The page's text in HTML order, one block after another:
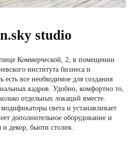
studio
Коммерческой, 2, в помещении
института бизнеса и
все необходимое для создания
кадров. Удобно, комфортно то,
отдельных локаций вместе.
света и устанавливает
дополнительное оборудование и
декор, бьюти столик.